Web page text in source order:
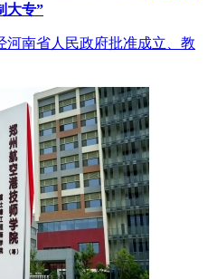
大专”
河南省人民政府批准成立、教